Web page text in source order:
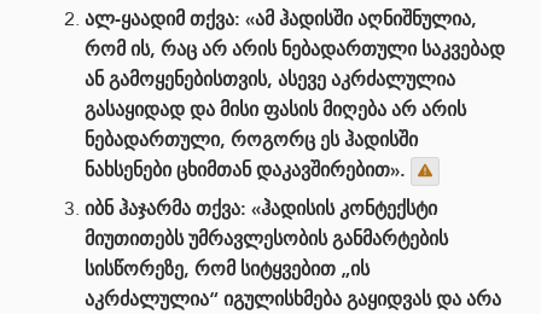
ალ-ყაადიმ თქვა: «ამ ჰადისში აღნიშნულია,
რომ ის, რაც არ არის ნებადართული საკვებად
ან გამოყენებისთვის, ასევე აკრძალულია
გასაყიდად და მისი ფასის მიღება არ არის
ნებადართული, როგორც ეს ჰადისში
ნახსენები ცხიმთან დაკავშირებით».
იბნ ჰაჯარმა თქვა: «ჰადისის კონტექსტი
მიუთითებს უმრავლესობის განმარტების
სისწორეზე, რომ სიტყვებით „ის
აკრძალულია“ იგულისხმება გაყიდვას და არა